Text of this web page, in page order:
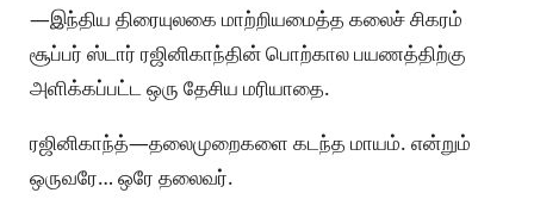
—இந்திய திரையுலகை மாற்றியமைத்த கலைச் சிகரம்
சூப்பர் ஸ்டார் ரஜினிகாந்தின் பொற்கால பயணத்திற்கு
அளிக்கப்பட்ட ஒரு தேசிய மரியாதை.
ரஜினிகாந்த்—தலைமுறைகளை கடந்த மாயம். என்றும்
ஒருவரே… ஒரே தலைவர்.